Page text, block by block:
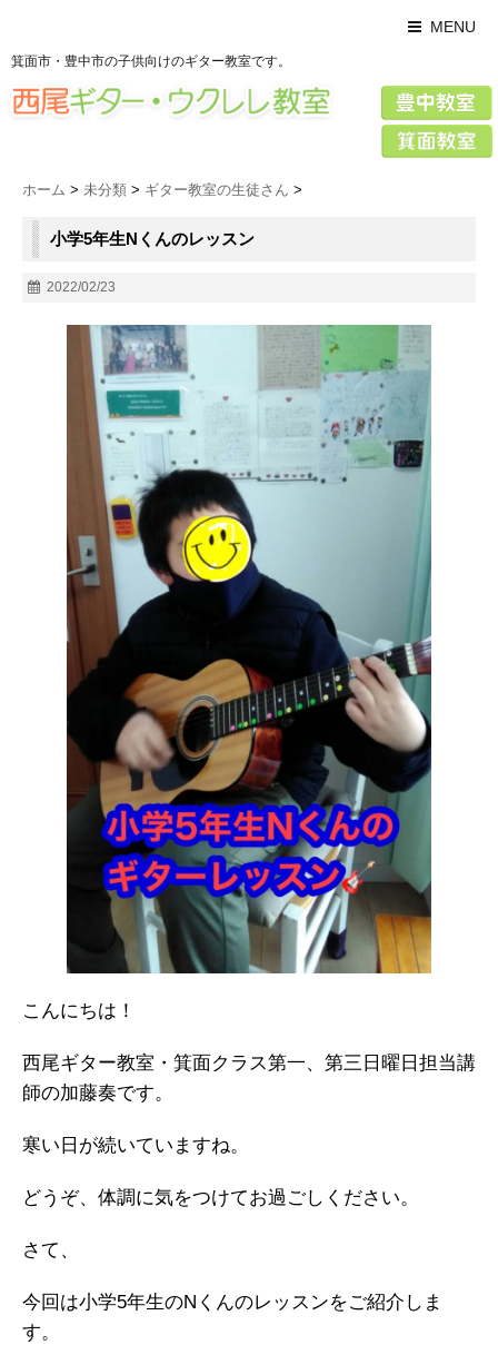
MENU
箕面市・豊中市の子供向けのギター教室です。
ホーム > 未分類 > ギター教室の生徒さん >
小学5年生Nくんのレッスン
2022/02/23
こんにちは！
西尾ギター教室・箕面クラス第一、第三日曜日担当講
師の加藤奏です。
寒い日が続いていますね。
どうぞ、体調に気をつけてお過ごしください。
さて、
今回は小学5年生のNくんのレッスンをご紹介しま
す。